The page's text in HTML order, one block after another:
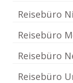
Reisebüro
Reisebüro
Reisebüro
Reisebüro